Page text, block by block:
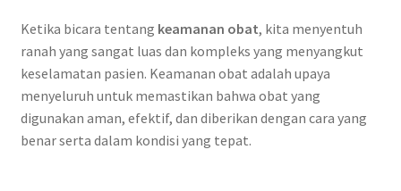
Ketika bicara tentang keamanan obat, kita menyentuh
ranah yang sangat luas dan kompleks yang menyangkut
keselamatan pasien. Keamanan obat adalah upaya
menyeluruh untuk memastikan bahwa obat yang
digunakan aman, efektif, dan diberikan dengan cara yang
benar serta dalam kondisi yang tepat.